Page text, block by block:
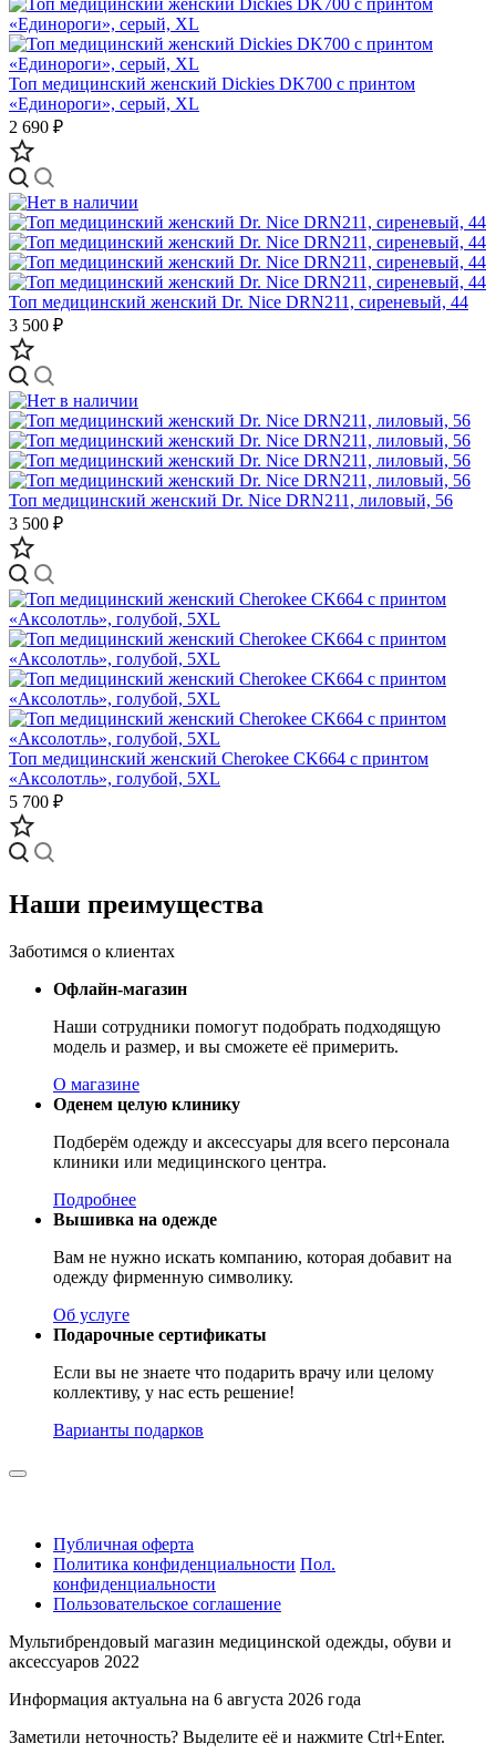
Топ медицинский женский Dickies DK700 с принтом
«Единороги», серый, XL
2 690 ₽
Топ медицинский женский Dr. Nice DRN211, сиреневый, 44
3 500 ₽
Топ медицинский женский Dr. Nice DRN211, лиловый, 56
3 500 ₽
Топ медицинский женский Cherokee CK664 с принтом
«Аксолотль», голубой, 5XL
5 700 ₽
Наши преимущества
Заботимся о клиентах
Офлайн-магазин
Наши сотрудники помогут подобрать подходящую
модель и размер, и вы сможете её примерить.
О магазине
Оденем целую клинику
Подберём одежду и аксессуары для всего персонала
клиники или медицинского центра.
Подробнее
Вышивка на одежде
Вам не нужно искать компанию, которая добавит на
одежду фирменную символику.
Об услуге
Подарочные сертификаты
Если вы не знаете что подарить врачу или целому
коллективу, у нас есть решение!
Варианты подарков
Публичная оферта
Политика конфиденциальности Пол.
конфиденциальности
Пользовательское соглашение
Мультибрендовый магазин медицинской одежды, обуви и
аксессуаров 2022
Информация актуальна на 6 августа 2026 года
Заметили неточность? Выделите её и нажмите Ctrl+Enter.